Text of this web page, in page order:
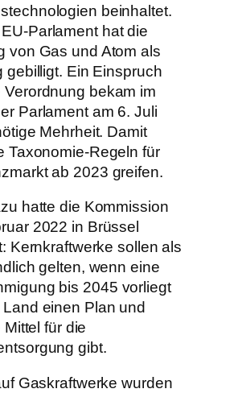
beinhaltet.
Parlament hat die
von Gas und Atom als
gebilligt. Ein Einspruch
bekam im
Parlament am 6. Juli
Mehrheit. Damit
Taxonomie-Regeln für
ab 2023 greifen.
hatte die Kommission
2022 in Brüssel
Kernkraftwerke sollen als
gelten, wenn eine
bis 2045 vorliegt
einen Plan und
für die
gibt.
Gaskraftwerke wurden